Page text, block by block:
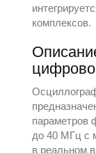
комплексов.
параметров
до 40 МГц с
в реальном